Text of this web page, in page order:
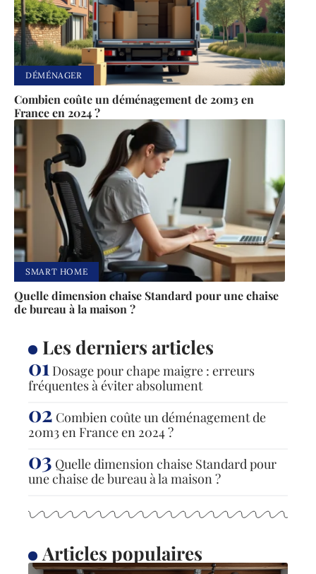
DÉMÉNAGER
Combien coûte un déménagement de 20m3 en
France en 2024 ?
SMART HOME
Quelle dimension chaise Standard pour une chaise
de bureau à la maison ?
Les derniers articles
Dosage pour chape maigre : erreurs
fréquentes à éviter absolument
Combien coûte un déménagement de
20m3 en France en 2024 ?
Quelle dimension chaise Standard pour
une chaise de bureau à la maison ?
Articles populaires